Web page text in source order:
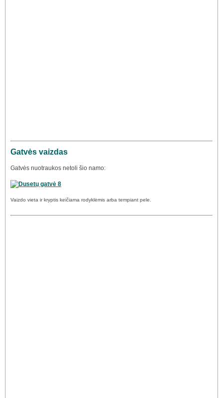
Gatvės vaizdas
Gatvės nuotraukos netoli šio namo:
Vaizdo vieta ir kryptis keičiama rodyklėmis arba tempiant pele.